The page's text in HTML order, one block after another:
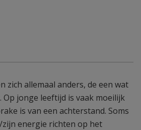
zich allemaal anders, de een wat
Op jonge leeftijd is vaak moeilijk
is van een achterstand. Soms
energie richten op het